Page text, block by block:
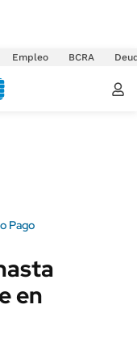
Empleo BCRA
Pago
en